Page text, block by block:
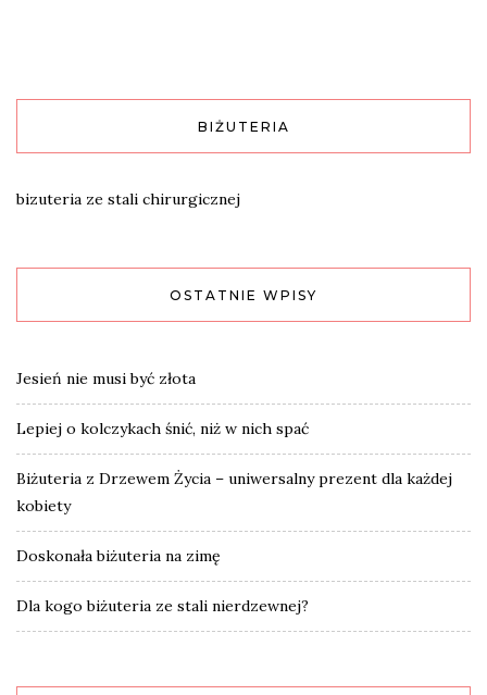
BIŻUTERIA
bizuteria ze stali chirurgicznej
OSTATNIE WPISY
Jesień nie musi być złota
Lepiej o kolczykach śnić, niż w nich spać
Biżuteria z Drzewem Życia – uniwersalny prezent dla każdej
kobiety
Doskonała biżuteria na zimę
Dla kogo biżuteria ze stali nierdzewnej?